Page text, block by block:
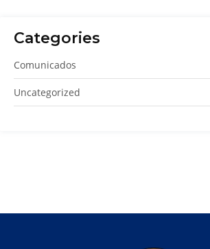
Categories
Comunicados
Uncategorized